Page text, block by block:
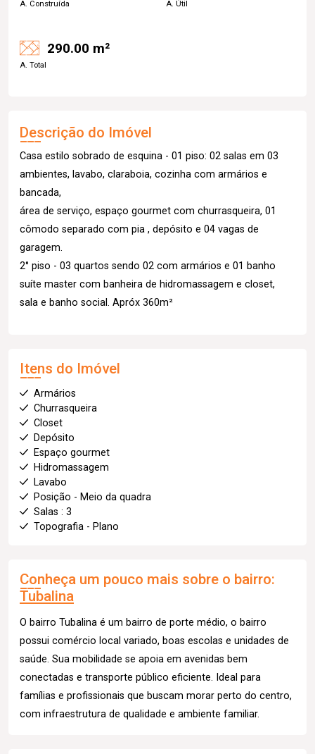
A. Construída A. Útil
290.00 m²
A. Total
Descrição do Imóvel
Casa estilo sobrado de esquina - 01 piso: 02 salas em 03
ambientes, lavabo, claraboia, cozinha com armários e
bancada,
área de serviço, espaço gourmet com churrasqueira, 01
cômodo separado com pia , depósito e 04 vagas de
garagem.
2° piso - 03 quartos sendo 02 com armários e 01 banho
suíte master com banheira de hidromassagem e closet,
sala e banho social. Apróx 360m²
Itens do Imóvel
Armários
Churrasqueira
Closet
Depósito
Espaço gourmet
Hidromassagem
Lavabo
Posição - Meio da quadra
Salas : 3
Topografia - Plano
Conheça um pouco mais sobre o bairro:
Tubalina
O bairro Tubalina é um bairro de porte médio, o bairro
possui comércio local variado, boas escolas e unidades de
saúde. Sua mobilidade se apoia em avenidas bem
conectadas e transporte público eficiente. Ideal para
famílias e profissionais que buscam morar perto do centro,
com infraestrutura de qualidade e ambiente familiar.